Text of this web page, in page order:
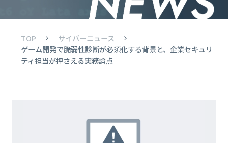
TOP
サイバーニュース
ゲーム開発で脆弱性診断が必須化する背景と、企業セキュリ
ティ担当が押さえる実務論点